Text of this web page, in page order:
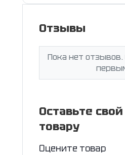
Отзывы
Пока нет отзывов.
Оставьте
товару
Оцените товар